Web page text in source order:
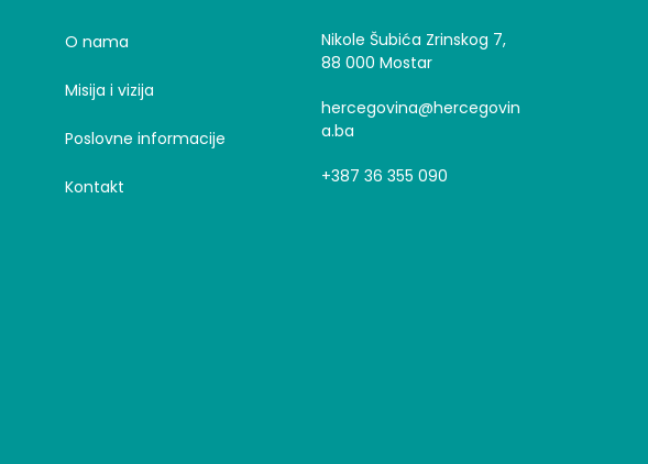
O nama
Misija i vizija
Poslovne informacije
Kontakt
Nikole Šubića Zrinskog 7,
88 000 Mostar
hercegovina@hercegovin
a.ba
+387 36 355 090